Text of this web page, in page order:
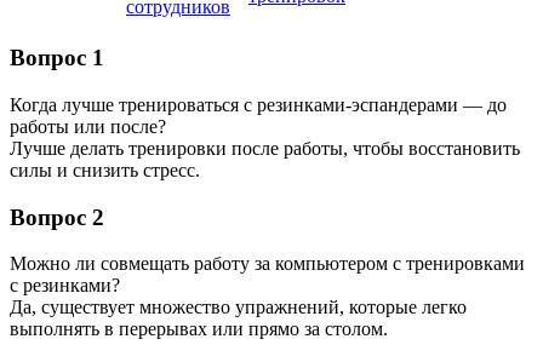
сотрудников
Вопрос 1
Когда лучше тренироваться с резинками-эспандерами — до
работы или после?
Лучше делать тренировки после работы, чтобы восстановить
силы и снизить стресс.
Вопрос 2
Можно ли совмещать работу за компьютером с тренировками
с резинками?
Да, существует множество упражнений, которые легко
выполнять в перерывах или прямо за столом.